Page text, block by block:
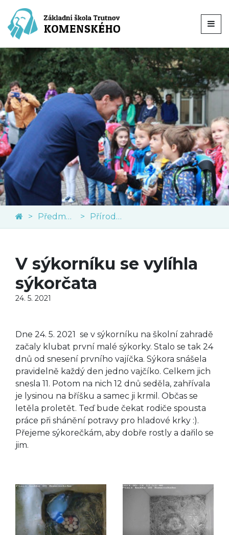
Předměty Přírodní vědy
V sýkorníku se vylíhla
sýkorčata
24. 5. 2021
Dne 24. 5. 2021 se v sýkorníku na školní zahradě
začaly klubat první malé sýkorky. Stalo se tak 24
dnů od snesení prvního vajíčka. Sýkora snášela
pravidelně každý den jedno vajčíko. Celkem jich
snesla 11. Potom na nich 12 dnů seděla, zahřívala
je lysinou na bříšku a samec ji krmil. Občas se
letěla proletět. Teď bude čekat rodiče spousta
práce při shánění potravy pro hladové krky :).
Přejeme sýkorečkám, aby dobře rostly a dařilo se
jim.